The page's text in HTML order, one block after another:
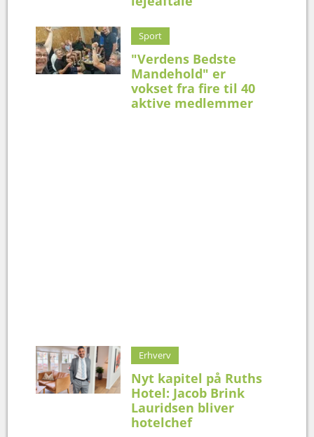
Sport
"Verdens Bedste
Mandehold" er
vokset fra fire til 40
aktive medlemmer
Erhverv
Nyt kapitel på Ruths
Hotel: Jacob Brink
Lauridsen bliver
hotelchef